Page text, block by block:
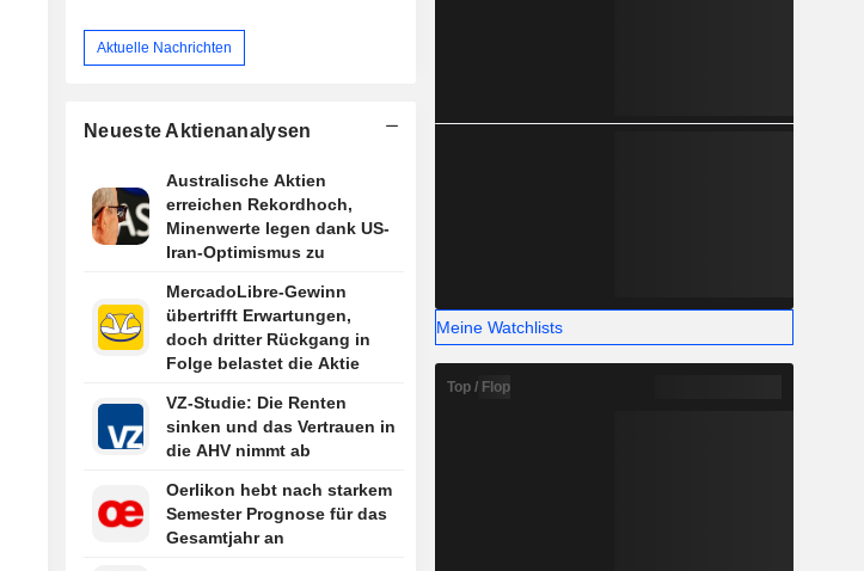
Aktuelle Nachrichten
Neueste Aktienanalysen
Australische Aktien
erreichen Rekordhoch,
Minenwerte legen dank US-
Iran-Optimismus zu
MercadoLibre-Gewinn
übertrifft Erwartungen,
doch dritter Rückgang in
Folge belastet die Aktie
VZ-Studie: Die Renten
sinken und das Vertrauen in
die AHV nimmt ab
Oerlikon hebt nach starkem
Semester Prognose für das
Gesamtjahr an
Meine Watchlists
Top / Flop